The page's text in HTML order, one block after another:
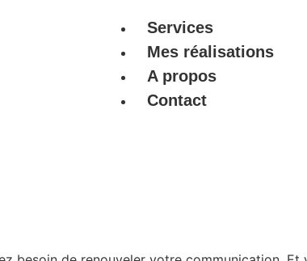
Services
Mes réalisations
A propos
Contact